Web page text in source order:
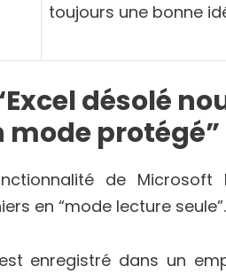
toujours une bonne
désolé
protégé”
de Microsoft
en “mode lecture seule”.
enregistré dans un